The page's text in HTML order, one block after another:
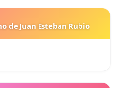
de Juan Esteban Rubio